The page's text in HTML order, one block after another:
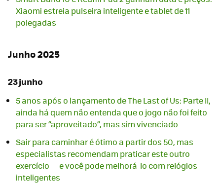
Xiaomi estreia pulseira inteligente e tablet de 11
polegadas
Junho 2025
23 junho
5 anos após o lançamento de The Last of Us: Parte II,
ainda há quem não entenda que o jogo não foi feito
para ser “aproveitado”, mas sim vivenciado
Sair para caminhar é ótimo a partir dos 50, mas
especialistas recomendam praticar este outro
exercício — e você pode melhorá-lo com relógios
inteligentes